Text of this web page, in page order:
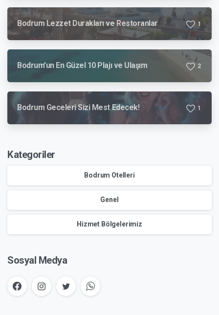
Bodrum Lezzet Durakları ve Restoranlar 1
Bodrum’un En Güzel 10 Plajı ve Ulaşım 2
Bodrum Geceleri Sizi Mest Edecek! 1
Kategoriler
Bodrum Otelleri
Genel
Hizmet Bölgelerimiz
Sosyal Medya